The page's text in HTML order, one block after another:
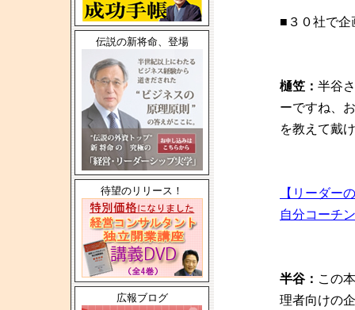
伝説の新将命、登場
待望のリリース！
広報ブログ
■３０社で企
樋笠： 半谷
ーですね、
を教えて戴
【リーダ
自分コーチ
半谷： この
理者向けの